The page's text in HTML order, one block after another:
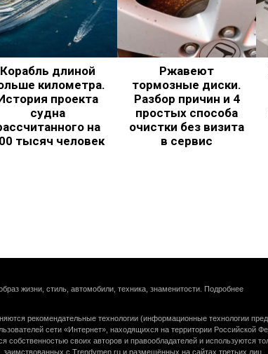
Корабль длиной
километра.
проекта
судна
на
тысяч человек
Ржавеют
тормозные диски.
Разбор причин и 4
простых способа
очистки без визита
в сервис
жизни, стиль, автомобили, техника, знаменитости. Подробнее
рекомендательные технологии (информационные технологии
сети «Интернет», находящихся на территории Российской
собственностью своих авторов и правообладателей и используются
заимствованных с Trendymen.ru и размещённых на сайтах третьих лиц.